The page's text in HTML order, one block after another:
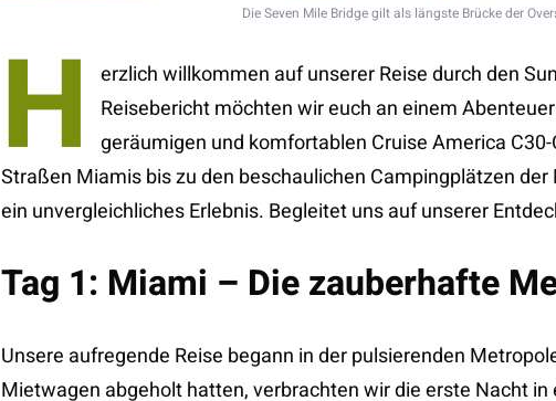
Die Seven Mile Bridge gilt als längste Brücke der
H
erzlich willkommen auf unserer Reise durch den
Reisebericht möchten wir euch an einem
geräumigen und komfortablen Cruise America
Straßen Miamis bis zu den beschaulichen Campingplätzen
ein unvergleichliches Erlebnis. Begleitet uns auf unserer
Tag 1: Miami – Die zauberhafte
Unsere aufregende Reise begann in der pulsierenden
Mietwagen abgeholt hatten, verbrachten wir die erste Nacht